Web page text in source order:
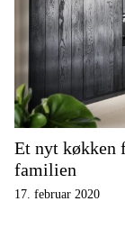
Et nyt køkken
familien
17. februar 2020